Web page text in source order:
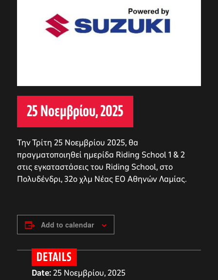
25 Νοεμβρίου, 2025
Την Τρίτη 25 Νοεμβρίου 2025, θα
πραγματοποιηθεί ημερίδα Riding School 1 & 2
στις εγκαταστάσεις του Riding School, στο
Πολυδένδρι, 32ο χλμ Νέας ΕΟ Αθηνών Λαμίας.
Add to calendar
DETAILS
Date:25 Νοεμβρίου, 2025